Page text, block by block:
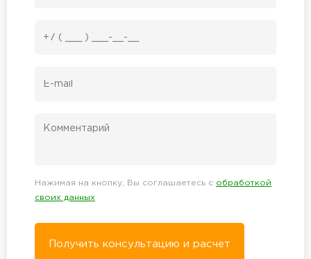
Нажимая на кнопку, Вы соглашаетесь с обработкой
своих данных
Получить консультацию и расчет